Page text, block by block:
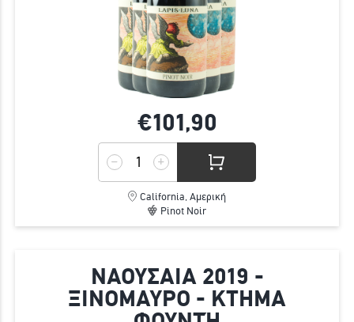
€101,90
California, Αμερική
Pinot Noir
ΝΑΟΥΣΑΙΑ 2019 -
ΞΙΝΟΜΑΥΡΟ - ΚΤΗΜΑ